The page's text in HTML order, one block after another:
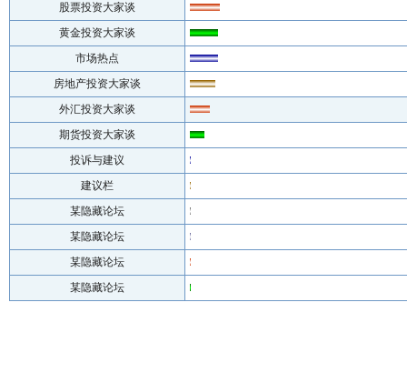
股票投资大家谈
黄金投资大家谈
市场热点
房地产投资大家谈
外汇投资大家谈
期货投资大家谈
投诉与建议
建议栏
某隐藏论坛
某隐藏论坛
某隐藏论坛
某隐藏论坛